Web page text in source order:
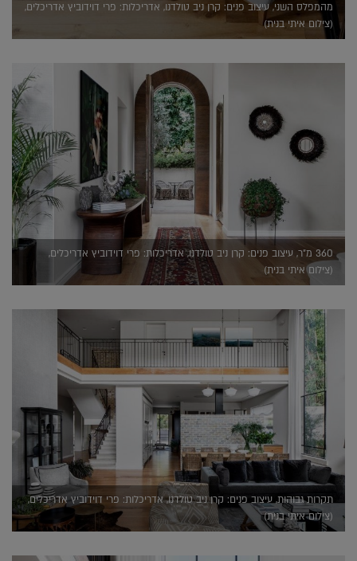
מהמפלס השני, עיצוב פנים: קרן ניב טולדנו, אדריכלות: פרי דוידוביץ אדריכלים,
(צילום איתי בנית)
360 מ"ר, עיצוב פנים: קרן ניב טולדנו, אדריכלות: פרי דוידוביץ אדריכלים,
(צילום איתי בנית)
תקרות גבוהות, עיצוב פנים: קרן ניב טולדנו, אדריכלות: פרי דוידוביץ אדריכלים,
(צילום איתי בנית)